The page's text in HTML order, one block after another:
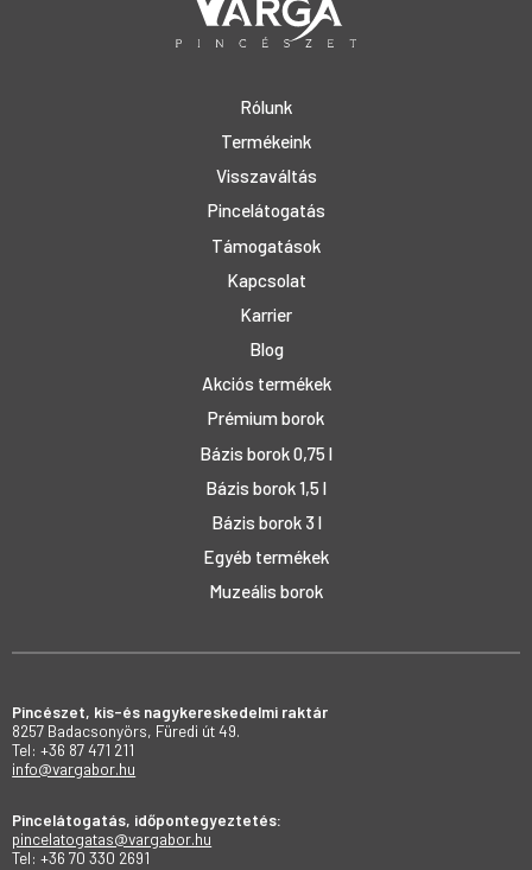
Rólunk
Termékeink
Visszaváltás
Pincelátogatás
Támogatások
Kapcsolat
Karrier
Blog
Akciós termékek
Prémium borok
Bázis borok 0,75 l
Bázis borok 1,5 l
Bázis borok 3 l
Egyéb termékek
Muzeális borok
Pincészet, kis-és nagykereskedelmi raktár
8257 Badacsonyörs, Füredi út 49.
Tel: +36 87 471 211
info@vargabor.hu
Pincelátogatás, időpontegyeztetés:
pincelatogatas@vargabor.hu
Tel: +36 70 330 2691